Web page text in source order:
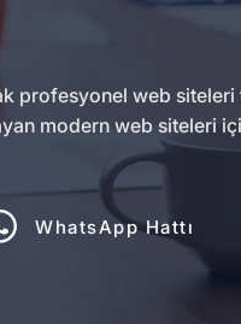
profesyonel web
modern web siteleri
WhatsApp Hattı